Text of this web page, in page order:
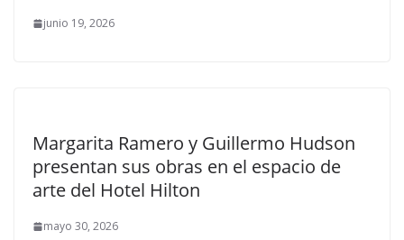
junio 19, 2026
Margarita Ramero y Guillermo Hudson
presentan sus obras en el espacio de
arte del Hotel Hilton
mayo 30, 2026